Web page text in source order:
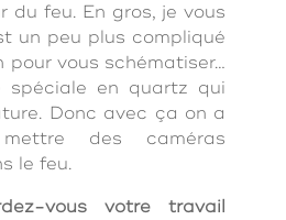
du feu. En gros, je vous
un peu plus compliqué
pour vous schématiser…
spéciale en quartz qui
Donc avec ça on a
des caméras
le feu.
vous votre travail